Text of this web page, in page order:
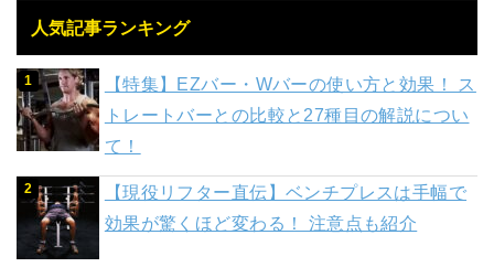
人気記事ランキング
【特集】EZバー・Wバーの使い方と効果！ ス
トレートバーとの比較と27種目の解説につい
て！
【現役リフター直伝】ベンチプレスは手幅で
効果が驚くほど変わる！ 注意点も紹介